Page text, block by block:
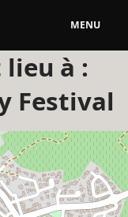
MENU
à :
Festival